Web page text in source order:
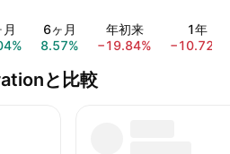
6ヶ月
8.57%
年初来
−19.84%
1年
−10.72%
と比較